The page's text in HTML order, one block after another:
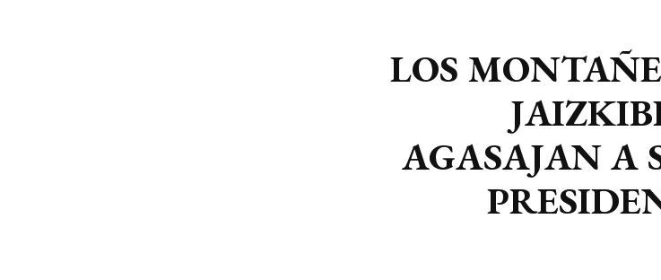
ARTIKULUAK
BERTSOAK
LOS
AGASAJAN A